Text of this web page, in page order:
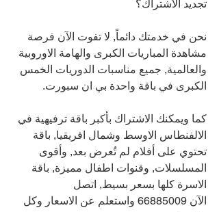
تجديد الاشتراك؟
نحن في خدمتك دائماً, لا تفوت الآن فرصة
مشاهدة المباريات الكبرى والهامة الاوروبية
والعالمية, جميع مناسبات الدوريات الخمس
الكبرى في باقة واحدة بي ان سبورت.
كما ويمكنك الاشتراك بأكبر باقة ترفيهية في
الالفنطاس الاوسط وشمال افريقيا, باقة
تحتوي على أفلام لم تُعرض بعد, وأقوى
المسلسلات, وقنوات اطفال مميزة, باقة
الاسرة كلها بسعر بسيط, اتصل
الآن 66885009 واستعلم عن الاسعار وكل